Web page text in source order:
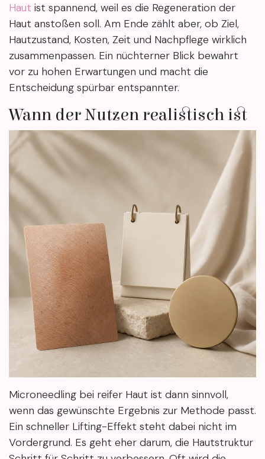
Haut ist spannend, weil es die Regeneration der
Haut anstoßen soll. Am Ende zählt aber, ob Ziel,
Hautzustand, Kosten, Zeit und Nachpflege wirklich
zusammenpassen. Ein nüchterner Blick bewahrt
vor zu hohen Erwartungen und macht die
Entscheidung spürbar entspannter.
Wann der Nutzen realistisch ist
Microneedling bei reifer Haut ist dann sinnvoll,
wenn das gewünschte Ergebnis zur Methode passt.
Ein schneller Lifting-Effekt steht dabei nicht im
Vordergrund. Es geht eher darum, die Hautstruktur